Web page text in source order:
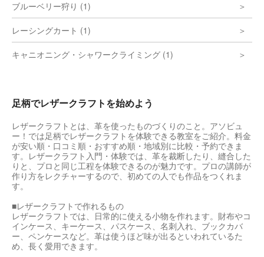
ブルーベリー狩り (1)
レーシングカート (1)
キャニオニング・シャワークライミング (1)
足柄でレザークラフトを始めよう
レザークラフトとは、革を使ったものづくりのこと。アソビュ
ー！では足柄でレザークラフトを体験できる教室をご紹介。料金
が安い順・口コミ順・おすすめ順・地域別に比較・予約できま
す。レザークラフト入門・体験では、革を裁断したり、縫合した
りと、プロと同じ工程を体験できるのが魅力です。プロの講師が
作り方をレクチャーするので、初めての人でも作品をつくれま
す。
■レザークラフトで作れるもの
レザークラフトでは、日常的に使える小物を作れます。財布やコ
インケース、キーケース、パスケース、名刺入れ、ブックカバ
ー、ペンケースなど。革は使うほど味が出るといわれているた
め、長く愛用できます。